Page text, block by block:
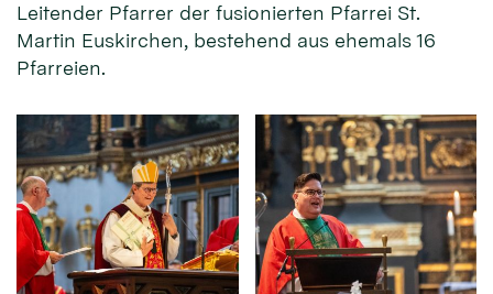
Leitender Pfarrer der fusionierten Pfarrei St.
Martin Euskirchen, bestehend aus ehemals 16
Pfarreien.